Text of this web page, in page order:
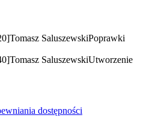
Tomasz SaluszewskiPoprawki
Tomasz SaluszewskiUtworzenie
dostępności